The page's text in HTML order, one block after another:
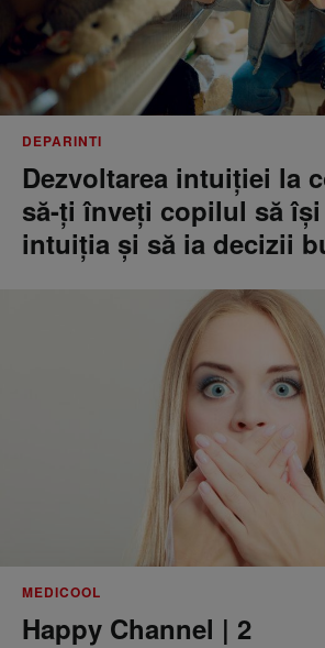
DEPARINTI
Dezvoltarea intuiției la
să-ți înveți copilul să
intuiția și să ia decizii
MEDICOOL
Happy Channel | 2